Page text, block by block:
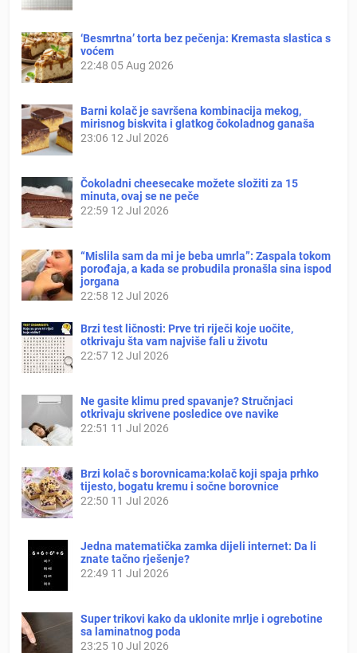
‘Besmrtna’ torta bez pečenja: Kremasta slastica s
voćem
22:48 05 Aug 2026
Barni kolač je savršena kombinacija mekog,
mirisnog biskvita i glatkog čokoladnog ganaša
23:06 12 Jul 2026
Čokoladni cheesecake možete složiti za 15
minuta, ovaj se ne peče
22:59 12 Jul 2026
“Mislila sam da mi je beba umrla”: Zaspala tokom
porođaja, a kada se probudila pronašla sina ispod
jorgana
22:58 12 Jul 2026
Brzi test ličnosti: Prve tri riječi koje uočite,
otkrivaju šta vam najviše fali u životu
22:57 12 Jul 2026
Ne gasite klimu pred spavanje? Stručnjaci
otkrivaju skrivene posledice ove navike
22:51 11 Jul 2026
Brzi kolač s borovnicama:kolač koji spaja prhko
tijesto, bogatu kremu i sočne borovnice
22:50 11 Jul 2026
Jedna matematička zamka dijeli internet: Da li
znate tačno rješenje?
22:49 11 Jul 2026
Super trikovi kako da uklonite mrlje i ogrebotine
sa laminatnog poda
23:25 10 Jul 2026